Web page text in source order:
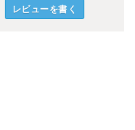
レビューを書く